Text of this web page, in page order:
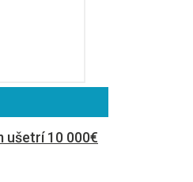
ušetrí 10 000€